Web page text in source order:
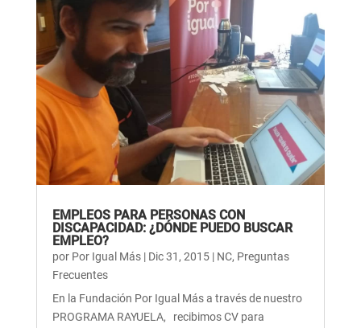
EMPLEOS PARA PERSONAS CON
DISCAPACIDAD: ¿DÓNDE PUEDO BUSCAR
EMPLEO?
por Por Igual Más| Dic 31, 2015| NC, Preguntas
Frecuentes
En la Fundación Por Igual Más a través de nuestro
PROGRAMA RAYUELA, recibimos CV para